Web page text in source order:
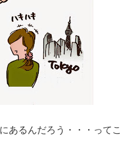
あるんだろう・・・ってこ